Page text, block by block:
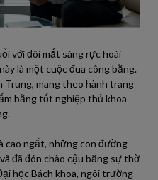
với đôi mắt sáng rực hoài
là một cuộc đua công bằng.
Trung, mang theo hành trang
bằng tốt nghiệp thủ khoa
cao ngất, những con đường
đã đón chào cậu bằng sự thờ
học Bách khoa, ngôi trường